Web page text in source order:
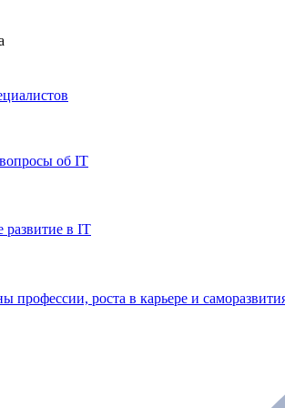
об IT
развитие в IT
профессии, роста в карьере и